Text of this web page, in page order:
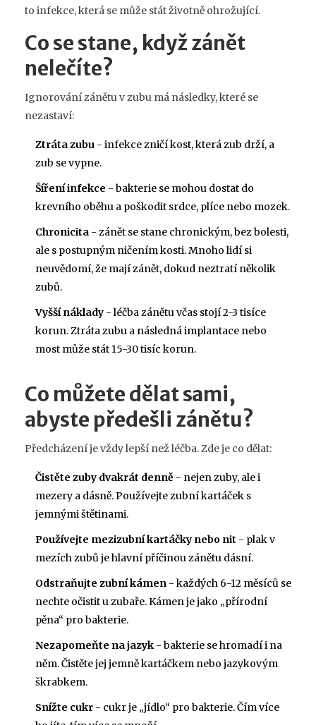
to infekce, která se může stát životně ohrožující.
Co se stane, když zánět
nelečíte?
Ignorování zánětu v zubu má následky, které se
nezastaví:
Ztráta zubu - infekce zničí kost, která zub drží, a
zub se vypne.
Šíření infekce - bakterie se mohou dostat do
krevního oběhu a poškodit srdce, plíce nebo mozek.
Chronicita - zánět se stane chronickým, bez bolesti,
ale s postupným ničením kosti. Mnoho lidí si
neuvědomí, že mají zánět, dokud neztratí několik
zubů.
Vyšší náklady - léčba zánětu včas stojí 2-3 tisíce
korun. Ztráta zubu a následná implantace nebo
most může stát 15-30 tisíc korun.
Co můžete dělat sami,
abyste předešli zánětu?
Předcházení je vždy lepší než léčba. Zde je co dělat:
Čistěte zuby dvakrát denně - nejen zuby, ale i
mezery a dásně. Používejte zubní kartáček s
jemnými štětinami.
Používejte mezizubní kartáčky nebo nit - plak v
mezích zubů je hlavní příčinou zánětu dásní.
Odstraňujte zubní kámen - každých 6-12 měsíců se
nechte očistit u zubaře. Kámen je jako „přírodní
pěna“ pro bakterie.
Nezapomeňte na jazyk - bakterie se hromadí i na
něm. Čistěte jej jemně kartáčkem nebo jazykovým
škrabkem.
Snížte cukr - cukr je „jídlo“ pro bakterie. Čím více